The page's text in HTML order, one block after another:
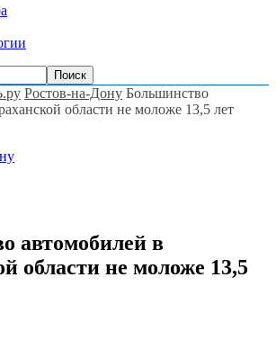
Ростов-на-Дону Большинство
области не моложе 13,5 лет
автомобилей в
области не моложе 13,5